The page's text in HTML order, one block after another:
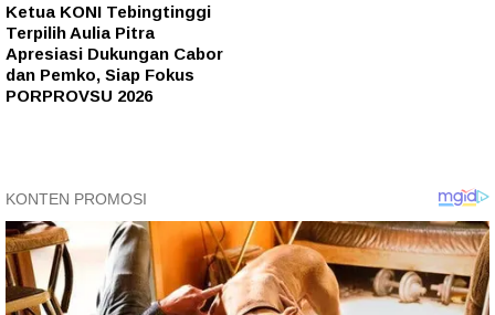
Ketua KONI Tebingtinggi
Terpilih Aulia Pitra
Apresiasi Dukungan Cabor
dan Pemko, Siap Fokus
PORPROVSU 2026